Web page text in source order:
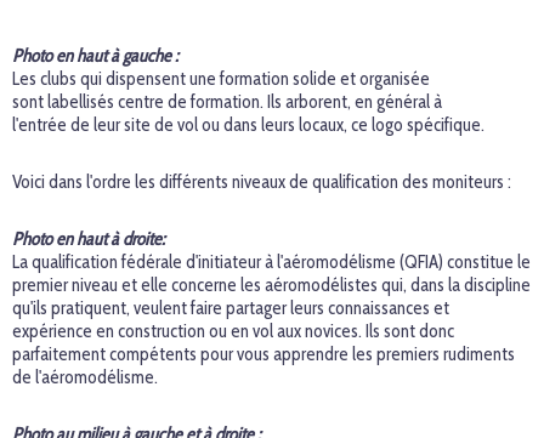
Photo en haut à gauche :
Les clubs qui dispensent une formation solide et organisée
sont labellisés centre de formation. Ils arborent, en général à
l'entrée de leur site de vol ou dans leurs locaux, ce logo spécifique.
Voici dans l'ordre les différents niveaux de qualification des moniteurs :
Photo en haut à droite:
La qualification fédérale d'initiateur à l'aéromodélisme (QFIA) constitue le
premier niveau et elle concerne les aéromodélistes qui, dans la discipline
qu'ils pratiquent, veulent faire partager leurs connaissances et
expérience en construction ou en vol aux novices. Ils sont donc
parfaitement compétents pour vous apprendre les premiers rudiments
de l'aéromodélisme.